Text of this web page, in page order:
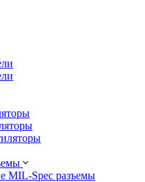
MIL-Spec разъемы